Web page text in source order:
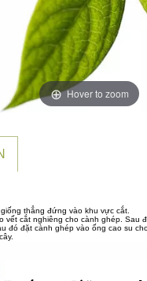
Hover to zoom
thẳng đứng vào khu vực cắt.
cắt nghiêng cho cành ghép.
đó đặt cành ghép vào ống cao su